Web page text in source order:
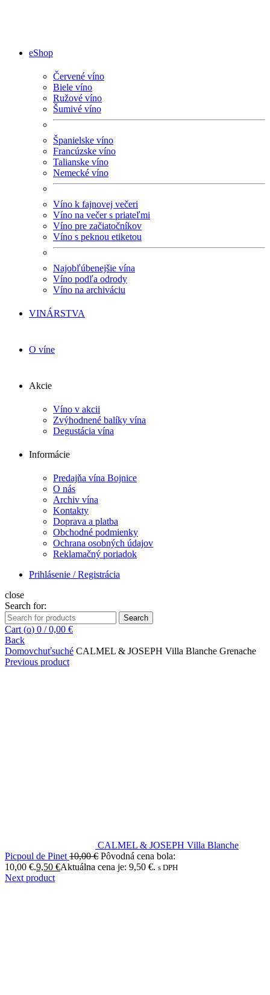
eShop
Červené víno
Biele víno
Ružové víno
Šumivé víno
Španielske víno
Francúzske víno
Talianske víno
Nemecké víno
Víno k fajnovej večeri
Víno na večer s priateľmi
Víno pre začiatočníkov
Víno s peknou etiketou
Najobľúbenejšie vína
Víno podľa odrody
Víno na archiváciu
VINÁRSTVA
O víne
Akcie
Víno v akcii
Zvýhodnené balíky vína
Degustácia vína
Informácie
Predajňa vína Bojnice
O nás
Archiv vína
Kontakty
Doprava a platba
Obchodné podmienky
Ochrana osobných údajov
Reklamačný poriadok
Prihlásenie / Registrácia
close
Search for:
Search
Cart (o) 0 / 0,00 €
Back
Domovchuťsuché CALMEL & JOSEPH Villa Blanche Grenache
Previous product
CALMEL & JOSEPH Villa Blanche
Picpoul de Pinet 10,00€ Pôvodná cena bola:
10,00 €.9,50 €Aktuálna cena je: 9,50 €. s DPH
Next product